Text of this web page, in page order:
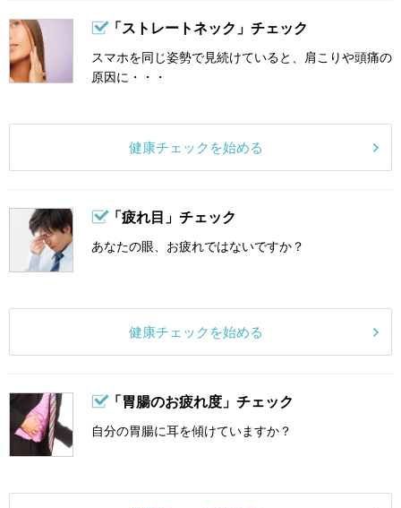
「ストレートネック」チェック
スマホを同じ姿勢で見続けていると、肩こりや頭痛の
原因に・・・
健康チェックを始める
「疲れ目」チェック
あなたの眼、お疲れではないですか？
健康チェックを始める
「胃腸のお疲れ度」チェック
自分の胃腸に耳を傾けていますか？